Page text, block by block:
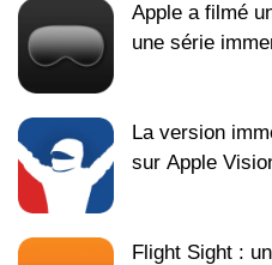
Apple a filmé
une série
La version
sur Apple
Flight Sight :